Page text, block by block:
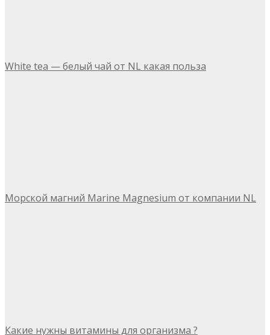
White tea — белый чай от NL какая польза
Морской магний Marine Magnesium от компании NL
Какие нужны витамины для организма ?